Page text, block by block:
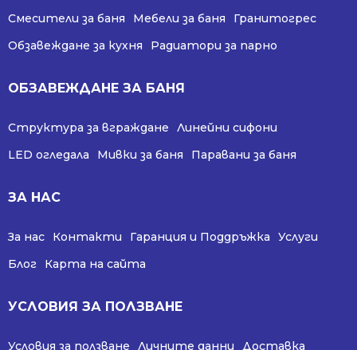
Смесители за баня Мебели за баня
Гранитогрес
Обзавеждане за кухня
Радиатори за парно
ОБЗАВЕЖДАНЕ ЗА БАНЯ
Структура за вграждане
Линейни сифони
LED огледала
Мивки за баня Паравани за баня
ЗА НАС
За нас Контакти Гаранция и Поддръжка
Услуги
Блог
Карта на сайта
УСЛОВИЯ ЗА ПОЛЗВАНЕ
Условия за ползване Личните данни Доставка